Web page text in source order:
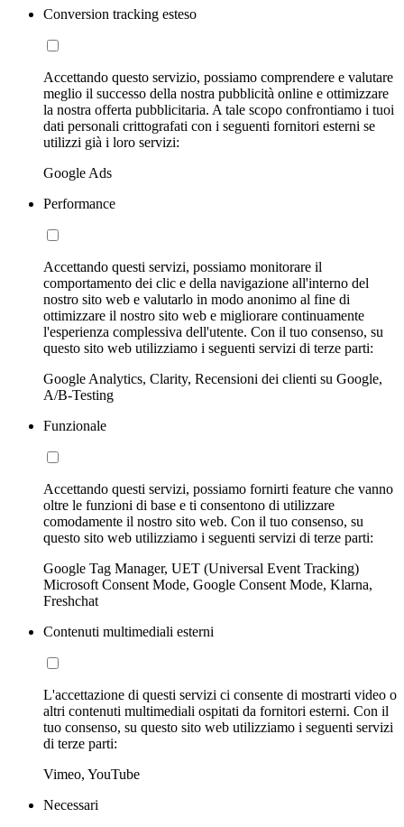
Conversion tracking esteso
Accettando questo servizio, possiamo comprendere e valutare
meglio il successo della nostra pubblicità online e ottimizzare
la nostra offerta pubblicitaria. A tale scopo confrontiamo i tuoi
dati personali crittografati con i seguenti fornitori esterni se
utilizzi già i loro servizi:
Google Ads
Performance
Accettando questi servizi, possiamo monitorare il
comportamento dei clic e della navigazione all'interno del
nostro sito web e valutarlo in modo anonimo al fine di
ottimizzare il nostro sito web e migliorare continuamente
l'esperienza complessiva dell'utente. Con il tuo consenso, su
questo sito web utilizziamo i seguenti servizi di terze parti:
Google Analytics, Clarity, Recensioni dei clienti su Google,
A/B-Testing
Funzionale
Accettando questi servizi, possiamo fornirti feature che vanno
oltre le funzioni di base e ti consentono di utilizzare
comodamente il nostro sito web. Con il tuo consenso, su
questo sito web utilizziamo i seguenti servizi di terze parti:
Google Tag Manager, UET (Universal Event Tracking)
Microsoft Consent Mode, Google Consent Mode, Klarna,
Freshchat
Contenuti multimediali esterni
L'accettazione di questi servizi ci consente di mostrarti video o
altri contenuti multimediali ospitati da fornitori esterni. Con il
tuo consenso, su questo sito web utilizziamo i seguenti servizi
di terze parti:
Vimeo, YouTube
Necessari